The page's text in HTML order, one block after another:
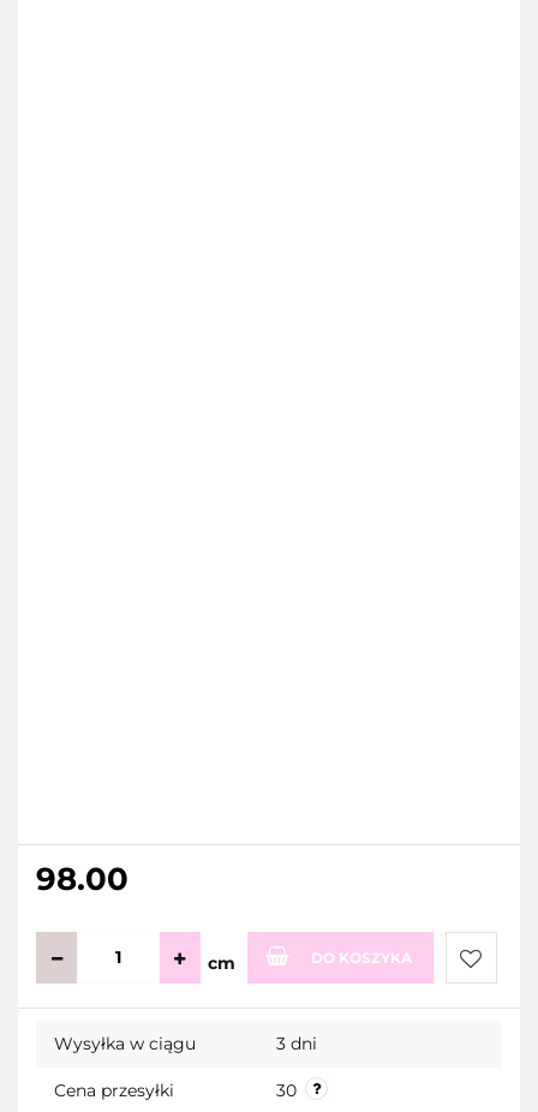
98.00
cm DO KOSZYKA
Do
Wysyłka w ciągu 3 dni
Cena przesyłki 30